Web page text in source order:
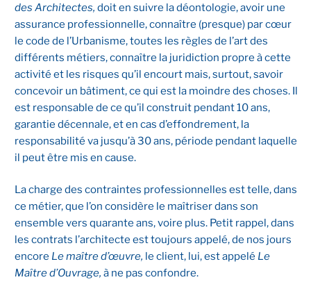
des Architectes,doit en suivre la déontologie, avoir une
assurance professionnelle, connaître (presque) par cœur
le code de l’Urbanisme, toutes les règles de l’art des
différents métiers, connaître la juridiction propre à cette
activité et les risques qu’il encourt mais, surtout, savoir
concevoir un bâtiment, ce qui est la moindre des choses. Il
est responsable de ce qu’il construit pendant 10 ans,
garantie décennale, et en cas d’effondrement, la
responsabilité va jusqu’à 30 ans, période pendant laquelle
il peut être mis en cause.
La charge des contraintes professionnelles est telle, dans
ce métier, que l’on considère le maîtriser dans son
ensemble vers quarante ans, voire plus. Petit rappel, dans
les contrats l’architecte est toujours appelé, de nos jours
encore Le maître d’œuvre, le client, lui, est appelé Le
Maître d’Ouvrage,à ne pas confondre.